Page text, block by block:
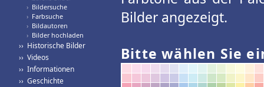
› Bildersuche
› Farbsuche
› Bildautoren
› Bilder hochladen
›› Historische Bilder
›› Videos
›› Informationen
›› Geschichte
Bilder angezeigt.
Bitte wählen Sie